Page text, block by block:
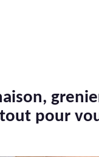
pour